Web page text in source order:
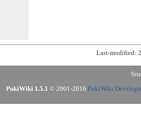
Last-modified:
PukiWiki 1.5.1 © 2001-2016 PukiWiki